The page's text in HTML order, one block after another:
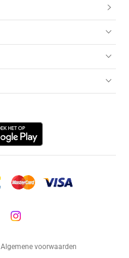
Algemene voorwaarden